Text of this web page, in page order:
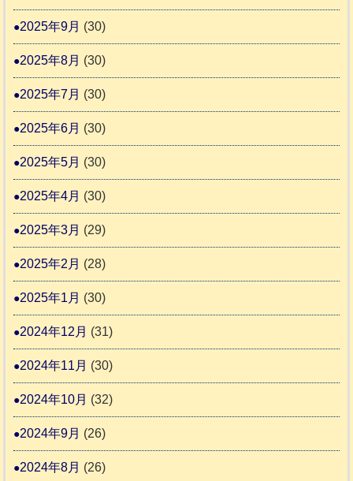
2025年9月 (30)
2025年8月 (30)
2025年7月 (30)
2025年6月 (30)
2025年5月 (30)
2025年4月 (30)
2025年3月 (29)
2025年2月 (28)
2025年1月 (30)
2024年12月 (31)
2024年11月 (30)
2024年10月 (32)
2024年9月 (26)
2024年8月 (26)